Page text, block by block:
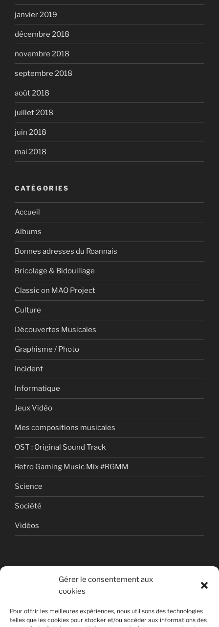
Gérer le consentement aux
cookies
Pour offrir les meilleures expériences, nous utilisons des technologies
telles que les cookies pour stocker et/ou accéder aux informations des
janvier 2019
décembre 2018
novembre 2018
septembre 2018
août 2018
juillet 2018
juin 2018
mai 2018
CATÉGORIES
Accueil
Albums
Bonnes adresses du Roannais
Bricolage & Bidouillage
Classic on MAO Project
Culture
Découvertes Musicales
Graphisme / Photo
Incident
Informatique
Jeux Vidéo
Mes compositions musicales
OST : Original Sound Track
Retro Gaming Music Mix #RGMM
Science
Société
Vidéos
© Copyright Quentin PETITEVILLE
France - 2008 - 2025